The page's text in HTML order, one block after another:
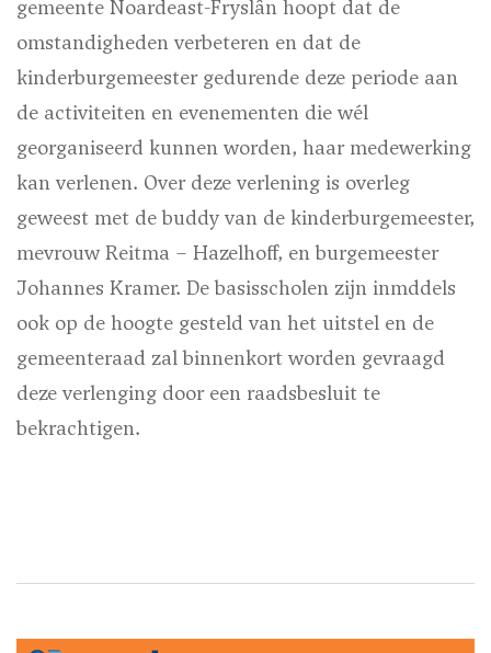
gemeente Noardeast-Fryslân hoopt dat de
omstandigheden verbeteren en dat de
kinderburgemeester gedurende deze periode aan
de activiteiten en evenementen die wél
georganiseerd kunnen worden, haar medewerking
kan verlenen. Over deze verlening is overleg
geweest met de buddy van de kinderburgemeester,
mevrouw Reitma – Hazelhoff, en burgemeester
Johannes Kramer. De basisscholen zijn inmddels
ook op de hoogte gesteld van het uitstel en de
gemeenteraad zal binnenkort worden gevraagd
deze verlenging door een raadsbesluit te
bekrachtigen.